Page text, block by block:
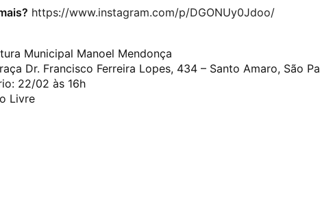
https://www.instagram.com/p/DGONUy0Jdoo/
Municipal Manoel Mendonça
Dr. Francisco Ferreira Lopes, 434 – Santo Amaro, São
22/02 às 16h
Livre